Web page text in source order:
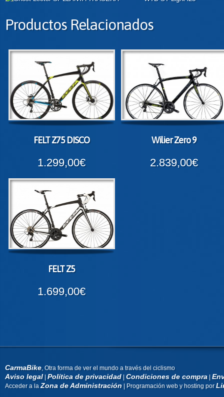
Productos Relacionados
FELT Z75 DISCO
1.299,00€
Wilier Zero 9
2.839,00€
FELT Z5
1.699,00€
CarmaBike, Otra forma de ver el mundo a través del ciclismo
Aviso legal|Política de privacidad|Condiciones de compra|
Acceder a laZona de Administración| Programación web y hosting por